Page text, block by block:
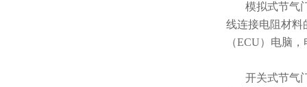
模拟式节气
线连接电阻材料
（ECU）电脑
开关式节气